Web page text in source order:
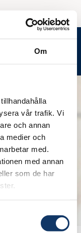
Om
vår trafik. Vi
och annan
medier och
med.
med annan
som de har
Meny